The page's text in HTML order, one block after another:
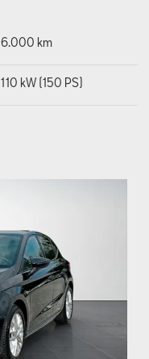
6.000 km
110 kW (150 PS)